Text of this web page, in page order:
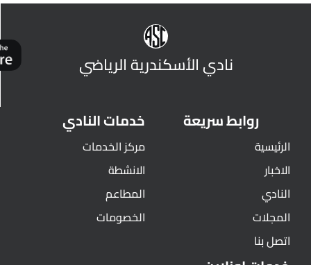
نادي الأسكندرية الرياضي
روابط سريعة
الرئيسية
الاخبار
النادي
المجلات
اتصل بنا
خدمات النادي
مركز الخدمات
الانشطة
المطاعم
الخصومات